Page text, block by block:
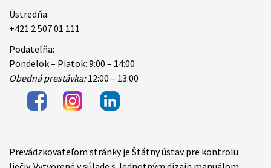
Ústredňa:
+421 2 507 01 111
Podateľňa:
Pondelok – Piatok: 9:00 – 14:00
Obedná prestávka:12:00 – 13:00
Items
Prevádzkovateľom stránky je Štátny ústav pre kontrolu